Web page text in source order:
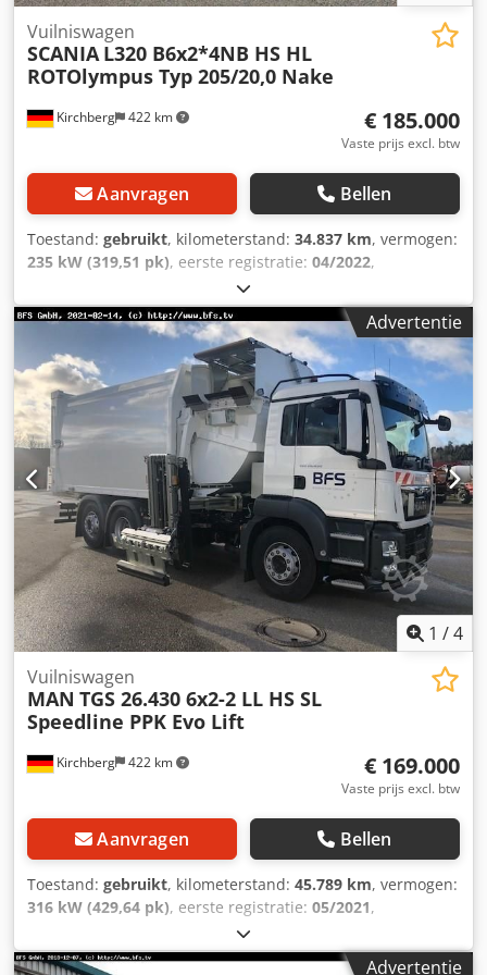
Kirchberg 422 km
Vuilniswagen
SCANIA L320 B6x2*4NB HS HL
ROTOlympus Typ 205/20,0 Nake
€ 185.000
Vaste prijs excl. btw
Aanvragen Bellen
Toestand: gebruikt, kilometerstand: 34.837 km, vermogen:
235 kW (319,51 pk), eerste registratie: 04/2022,
, totaalgewicht:
asconfiguratie:3 assen, volgende keuring (TÜV):01/2027,
soort overbrenging:automatisch , emissieklasse:Euro 6 ,
Uitrusting:
ABS, airconditioning, elektronisch
stabiliteitsprogramma (ESP), navigatiesysteem,
Zonnescherm, manoeuvreerverlichting bij de instap, 2x
zwaailamp op de cabine, differentieelslot, comfortstoel
met luchtvering, achteruitrijcamera, noodremassistent
AEB, rijstrookwisselwaarschuwing, DAB-radio,
infotainmentsysteem met 7'' touchdisplay, 4-zits V2A
1.4301 trommel met 4 mm wanddikte, vloeistofdicht (dus
geschikt voor GFT), tweetraps transportschroef,
sandwichconstructie voor geluidsreductie, smeersysteem,
OmniDEKA stortgoot, 4-wiel MGB met vlakdeksel en
schuifdeksel, 2-wiel MGB volgens EN 840/2,
Chodpfjvbnypsx Akaja
Advertentie
1 /4
Kirchberg 422 km
Vuilniswagen
MAN TGS 26.430 6x2-2 LL HS SL
Speedline PPK Evo Lift
€ 169.000
Vaste prijs excl. btw
Aanvragen Bellen
Toestand: gebruikt, kilometerstand: 45.789 km, vermogen:
316 kW (429,64 pk), eerste registratie: 05/2021,
, totaalgewicht:
asconfiguratie:3 assen, volgende keuring (TÜV):03/2027,
Advertentie